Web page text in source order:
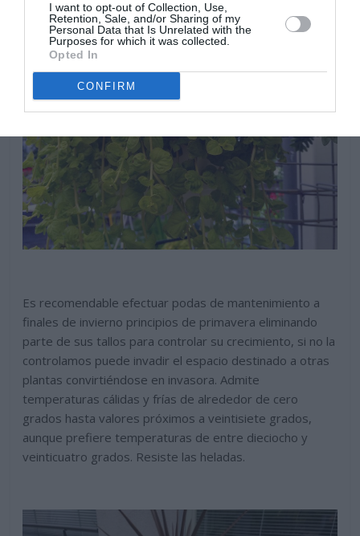
I want to opt-out of Collection, Use,
Retention, Sale, and/or Sharing of my
Personal Data that Is Unrelated with the
Purposes for which it was collected.
Opted In
CONFIRM
Es recomendable efectuar podas de mantenimiento a
finales de invierno principios de primavera eliminando
parte de sus tallos para controlar su crecimiento, si no la
controlamos puede invadir el espacio destinado a otras
plantas convirtiéndose en invasora. Admite
temperaturas cálidas y frías de alrededor de cero
grados hasta valores próximos a veintisiete grados,
aunque prefiere temperaturas de entre dieciocho y
veinticuatro grados. Resiste las heladas.